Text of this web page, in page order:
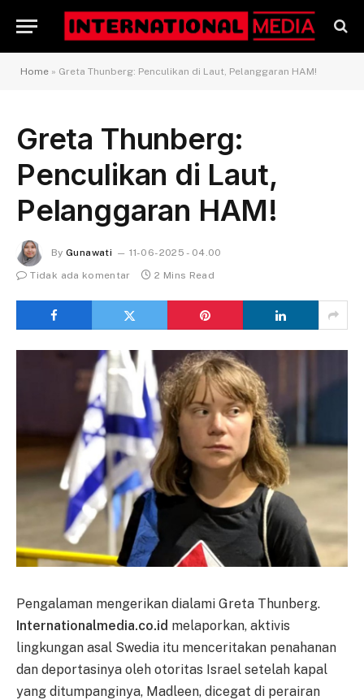
Home » Greta Thunberg: Penculikan di Laut, Pelanggaran HAM!
Greta Thunberg:
Penculikan di Laut,
Pelanggaran HAM!
By Gunawati
11-06-2025 - 04.00
Tidak ada komentar
2 Mins Read
Pengalaman mengerikan dialami Greta Thunberg.
Internationalmedia.co.id melaporkan, aktivis
lingkungan asal Swedia itu menceritakan penahanan
dan deportasinya oleh otoritas Israel setelah kapal
yang ditumpanginya, Madleen, dicegat di perairan